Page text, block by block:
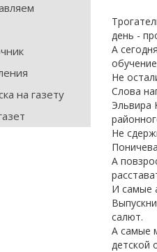
на газету
день -
А
Не
Слова
Эльвира
Не
А
И самые
салют.
А самые
детской